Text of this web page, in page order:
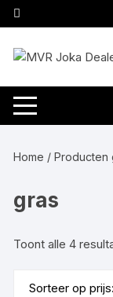
naar
inhoud
Home / Producten
gras
Toont alle 4